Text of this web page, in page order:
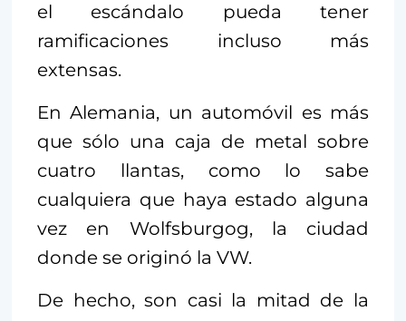
el escándalo pueda tener
ramificaciones incluso más
extensas.
En Alemania, un automóvil es más
que sólo una caja de metal sobre
cuatro llantas, como lo sabe
cualquiera que haya estado alguna
vez en Wolfsburgog, la ciudad
donde se originó la VW.
De hecho, son casi la mitad de la